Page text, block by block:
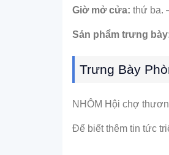
Giờ mở cửa: thứ ba.
Sản phẩm trưng
Trưng Bày
NHÔM Hội chợ
Để biết thêm tin tức